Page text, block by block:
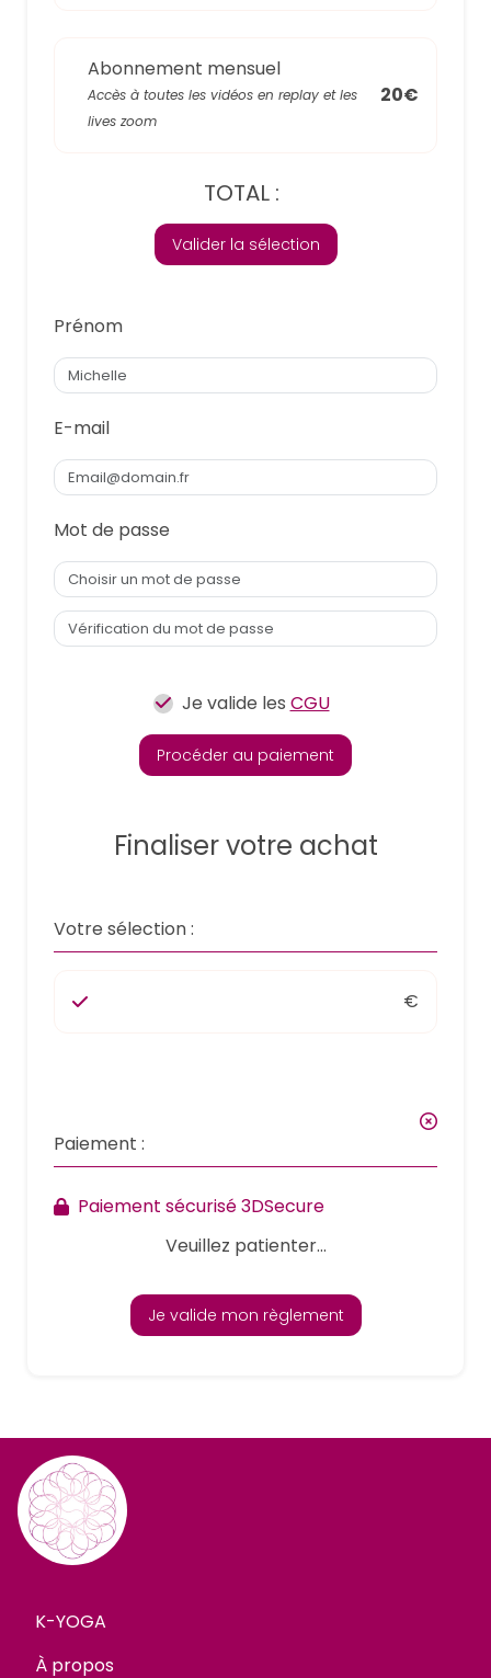
Abonnement mensuel
Accès à toutes les vidéos en replay et les
lives zoom
20€
TOTAL :
Valider la sélection
Prénom
E-mail
Mot de passe
Je valide les CGU
Procéder au paiement
Finaliser votre achat
Votre sélection :
€
Paiement :
Paiement sécurisé 3DSecure
Veuillez patienter...
Je valide mon règlement
K-YOGA
À propos